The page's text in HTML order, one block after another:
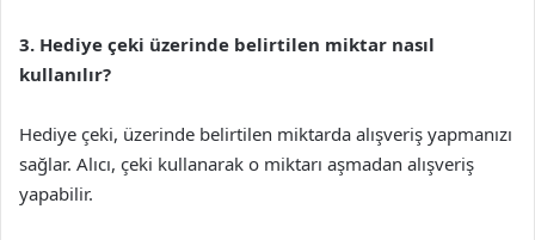
3. Hediye çeki üzerinde belirtilen miktar nasıl
kullanılır?
Hediye çeki, üzerinde belirtilen miktarda alışveriş yapmanızı
sağlar. Alıcı, çeki kullanarak o miktarı aşmadan alışveriş
yapabilir.